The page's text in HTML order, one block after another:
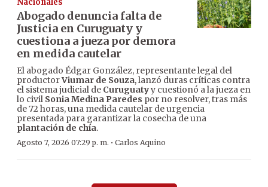
Nacionales
Abogado denuncia falta de
Justicia en Curuguaty y
cuestiona a jueza por demora
en medida cautelar
El abogado Édgar González, representante legal del
productorViumar de Souza, lanzó duras críticas contra
el sistema judicial de Curuguatyy cuestionó a la jueza en
lo civil Sonia Medina Paredes por no resolver, tras más
de 72 horas, una medida cautelar de urgencia
presentada para garantizar la cosecha de una
plantación de chía.
Agosto 7, 2026 07:29 p. m. · Carlos Aquino